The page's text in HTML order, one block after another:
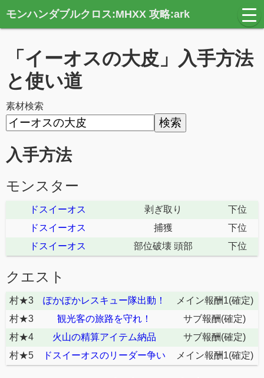
モンハンダブルクロス:MHXX 攻略:ark
t
o
l
e
「イーオスの大皮」入手方法
と使い道
素材検索
入手方法
モンスター
ドスイーオス 剥ぎ取り
下位
ドスイーオス
捕獲
下位
ドスイーオス
部位破壊 頭部 下位
クエスト
村★3 ぽかぽかレスキュー隊出動！
メイン報酬1(確定)
村★3
観光客の旅路を守れ！
サブ報酬(確定)
村★4
火山の精算アイテム納品
サブ報酬(確定)
村★5
ドスイーオスのリーダー争い メイン報酬1(確定)